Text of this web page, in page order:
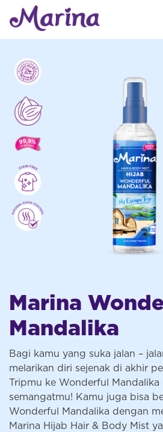
Marina
Mandalika
Bagi kamu yang suka jalan –
melarikan diri sejenak di akhir
Tripmu ke Wonderful Mandalika
semangatmu! Kamu juga bisa
Wonderful Mandalika dengan
Marina Hijab Hair & Body Mist